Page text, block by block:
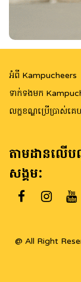
អំពី Kampucheers
ទាក់ទងមក
លក្ខខណ្ឌប្រើប្រាស់គ
តាមដានលើ
សង្គម:
@ All Right